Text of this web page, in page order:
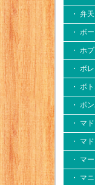
・ 弁
・ ボ
・ ホ
・ ボ
・ ボ
・ ボ
・ マ
・ マ
・ マ
・ マ